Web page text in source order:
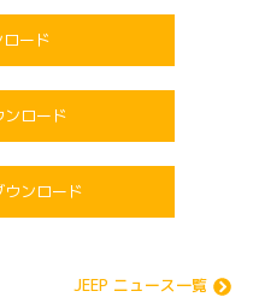
ロード
ロード
ンロード
JEEP ニュース一覧